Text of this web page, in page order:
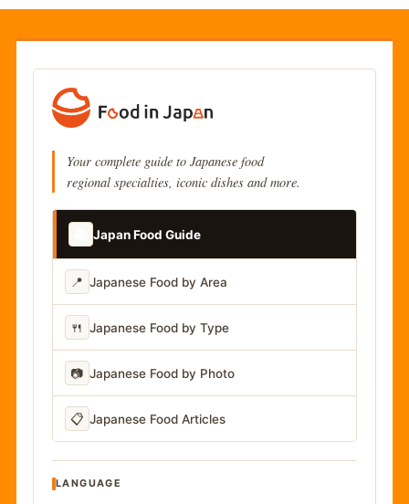
Your complete guide to Japanese food
regional specialties, iconic dishes and more.
Japan Food Guide
📍 Japanese Food by Area
🍴 Japanese Food by Type
📷 Japanese Food by Photo
📋 Japanese Food Articles
LANGUAGE